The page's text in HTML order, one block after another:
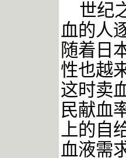
世纪
血的人
随着日
性也越
这时卖
民献血
上的自
血液需